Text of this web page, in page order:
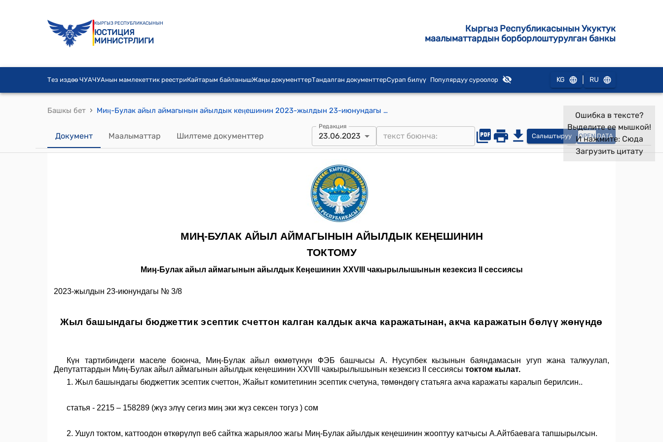
КЫРГЫЗ РЕСПУБЛИКАСЫНЫН
ЮСТИЦИЯ
МИНИСТРЛИГИ
Кыргыз Республикасынын Укуктук
маалыматтардын борборлоштурулган банкы
Тез издөө ЧУАЧУАнын мамлекеттик реестриКайтарым байланышЖаңы документтерТандалган документтерСурап билүү Популярдуу суроолор KG RU
Башкы бет › Миӊ-Булак айыл аймагынын айылдык кеӊешинин 2023-жылдын 23-июнундагы № 3/8 "Жыл башындагы бюджеттик эсептик счеттон калган калдык акча каражатынан, акча каражатын бɵлүү жɵнүндɵ" токтому
Документ Маалыматтар Шилтеме документтер
Редакция
23.06.2023 Салыштыруу OPEN DATA
Ошибка в тексте?
Выделите ее мышкой!
И нажмите: Сюда
Загрузить цитату